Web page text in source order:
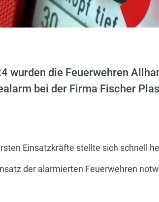
wurden die Feuerwehren
bei der Firma Fischer
Einsatzkräfte stellte sich schnell
der alarmierten Feuerwehren